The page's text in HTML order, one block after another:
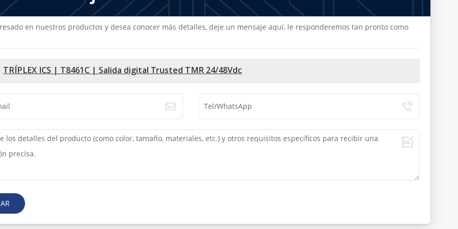
en nuestros productos y desea conocer más detalles, deje un mensaje aquí, le responderemos tan pronto como
TRÍPLEX ICS | T8461C | Salida digital Trusted TMR 24/48Vdc